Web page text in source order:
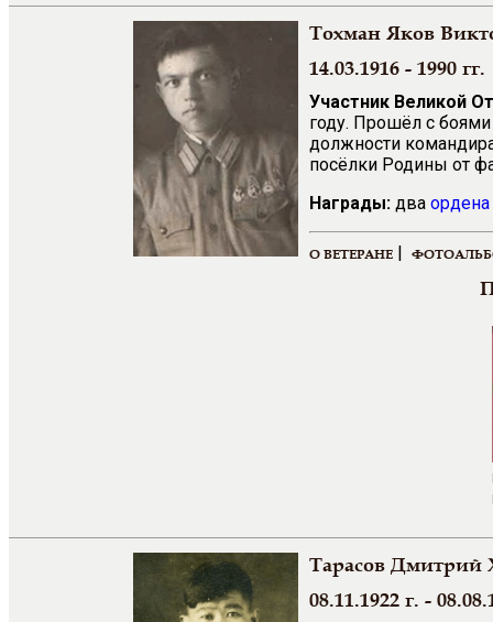
Тохман Яков
14.03.1916 - 1990 гг.
Участник Великой
году. Прошёл с боями
должности
посёлки Родины от
Награды: два
О ВЕТЕРАНЕ |
Тарасов Дмитрий
08.11.1922 г. -